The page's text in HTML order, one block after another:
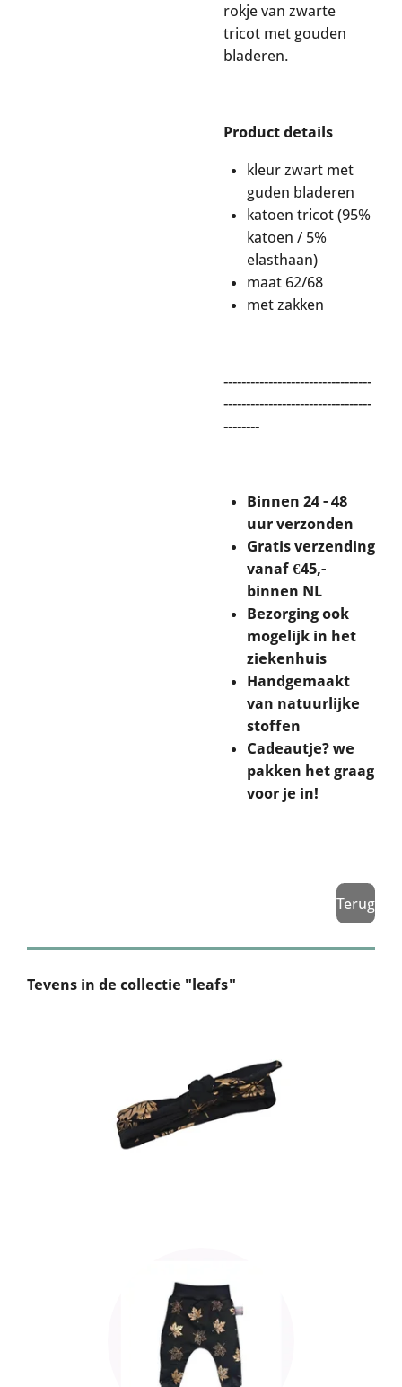
rokje van zwarte
tricot met gouden
bladeren.
Product details
kleur zwart met
guden bladeren
katoen tricot (95%
katoen / 5%
elasthaan)
maat 62/68
met zakken
---------------------------------
---------------------------------
--------
Binnen 24 - 48
uur verzonden
Gratis verzending
vanaf €45,-
binnen NL
Bezorging ook
mogelijk in het
ziekenhuis
Handgemaakt
van natuurlijke
stoffen
Cadeautje? we
pakken het graag
voor je in!
Terug
Tevens in de collectie "leafs"